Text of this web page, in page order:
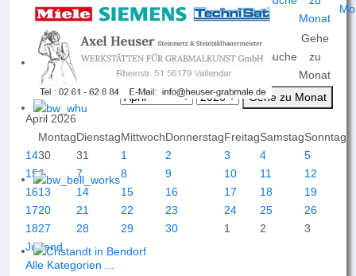
Nach
Jahr
Nach
Monat
Nach
Woche
Heute Suche
Gehe
zu
Monat
Gehe zu Monat
April 2026
MontagDienstagMittwochDonnerstagFreitagSamstagSonntag
1430 31 1 2 3 4
5
156 7 8 9 10 11
12
1613 14 15 16 17 18
19
1720 21 22 23 24 25
26
1827 28 29 30 1 2
3
Jugend
Alle Kategorien ...